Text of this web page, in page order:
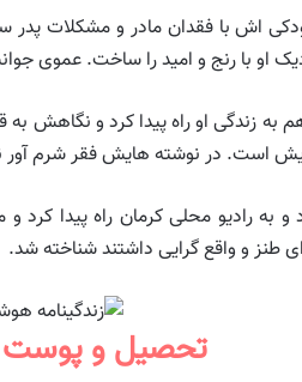
اش با فقدان مادر و مشکلات
او با رنج و امید را ساخت. عموی
به زندگی او راه پیدا کرد و
است. در نوشته هایش فقر شرم
رادیو محلی کرمان راه پیدا کرد
و واقع گرایی داشتند شناخته شد.
تحصیل و پوست